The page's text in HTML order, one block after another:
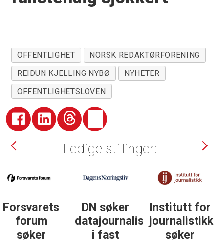
OFFENTLIGHET
NORSK REDAKTØRFORENING
REIDUN KJELLING NYBØ
NYHETER
OFFENTLIGHETSLOVEN
Ledige stillinger:
DN søker
datajournalist
i fast
Institutt for
journalistikk
søker
DN søker
journalist
personlig